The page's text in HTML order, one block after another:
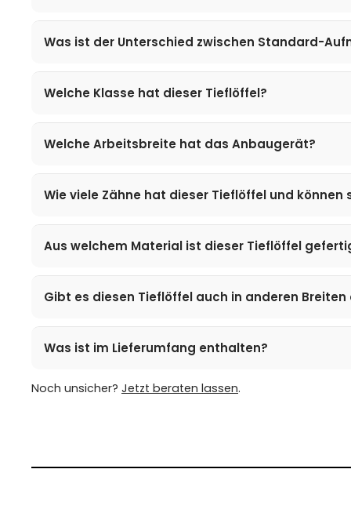
Was ist der Unterschied zwischen Standard-
Welche Klasse hat dieser Tieflöffel?
Welche Arbeitsbreite hat das Anbaugerät?
Wie viele Zähne hat dieser Tieflöffel und
Aus welchem Material ist dieser Tieflöffel
Gibt es diesen Tieflöffel auch in anderen
Was ist im Lieferumfang enthalten?
Noch unsicher? Jetzt beraten lassen.